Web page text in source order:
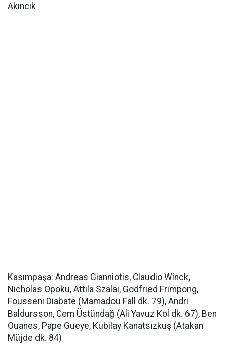
Akıncık
Kasımpaşa: Andreas Gianniotis, Claudio Winck,
Nicholas Opoku, Attila Szalai, Godfried Frimpong,
Fousseni Diabate (Mamadou Fall dk. 79), Andri
Baldursson, Cem Üstündağ (Ali Yavuz Kol dk. 67), Ben
Ouanes, Pape Gueye, Kubilay Kanatsızkuş (Atakan
Müjde dk. 84)